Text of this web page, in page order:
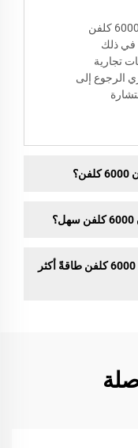
تتوافق مصابيح H7 بدرجة حرارة لون 6000 كلفن
في ذلك
تجارية
الرجوع إلى
هل تستهلك لمبات H7 بدرجة حرارة لون 6000 كلفن طاقةً أكثر